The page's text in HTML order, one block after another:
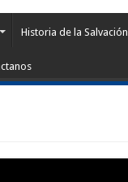
Historia de la Salvación